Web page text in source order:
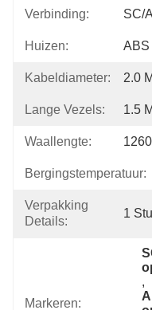
Verbinding: SC/
Huizen: ABS
Kabeldiameter: 2.0
Lange Vezels: 1.5
Waallengte:
Bergingstemperatuur:
Verpakking
Details:
1
Markeren:
,